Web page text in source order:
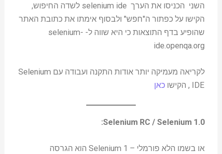
השני הכניסו את הערך selenium ide לשדה החיפוש,
הקישו על כפתור ה"חפש" ולבסוף אימתו את כתובת האתר
שהופיע בדף התוצאות כי היא שווה ל- selenium-
ide.openqa.org
לקריאה מעמיקה יותר אודות התקנה ועבודה עם Selenium
IDE , הקישו
כאן
Selenium RC / Selenium 1.0
:
או בשמו הלא פורמלי – Selenium 1 הוא הגרסה